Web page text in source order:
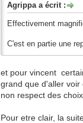
Agrippa a écrit :
Effectivement
C'est en partie une
et pour vincent
grand que d'aller voir
non respect des
Pour etre clair, la